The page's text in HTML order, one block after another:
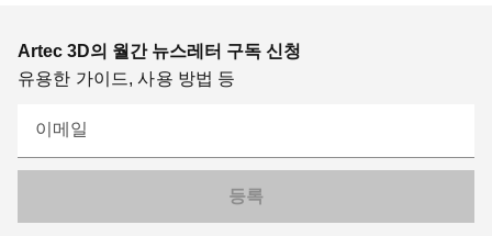
Artec 3D의 월간 뉴스레터 구독 신청
유용한 가이드, 사용 방법 등
이메일